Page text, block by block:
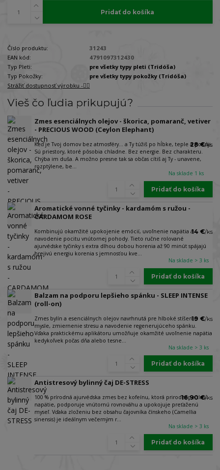
Pridať do košíka
Číslo produktu:
31243
EAN kód:
4791097312430
Typ Pleti:
pre všetky typy pleti (Tridóša)
Typ Pokožky:
pre všetky typy pokožky (Tridóša)
Strážiť dostupnosť výrobku -🐕‍🦺
Vieš čo ľudia prikupujú?
Zmes esenciálnych olejov - škorica, pomaranč, vetiver
- PRECIOUS WOOD (Ceylon Elephant)
Keď je Tvoj domov bez atmosféry… a Ty túžiš po hĺbke, teple a pokoji.
Sú priestory, ktoré pôsobia chladne. Bez energie. Bez charakteru.
Chýba im duša. A možno presne tak sa občas cítiš aj Ty - unavene,
rozptýlene, be...
28 €/ks
Na sklade 1 ks
Pridať do košíka
Aromatické vonné tyčinky - kardamóm s ružou -
CARDAMOM ROSE
Kombinujú okamžité upokojenie emócií, uvoľnenie napätia a
navodenie pocitu vnútornej pohody. Tieto ručne rolované
ajurvédske tyčinky s extra dlhou dobou horenia až 90 minút spájajú
hrejivú energiu korenia s jemnosťou kve...
14 €/ks
Na sklade > 3 ks
Pridať do košíka
Balzam na podporu lepšieho spánku - SLEEP INTENSE
(roll-on)
Zmes bylín a esenciálnych olejov navrhnutá pre hlboké stíšenie
mysle, zmiernenie stresu a navodenie regenerujúceho spánku.
Vďaka praktickému aplikátoru umožňuje okamžité uvoľnenie napätia
kedykoľvek počas dňa alebo tesne...
19 €/ks
Na sklade > 3 ks
Pridať do košíka
Antistresový bylinný čaj DE-STRESS
100 % prírodná ajurvédska zmes bez kofeínu, ktorá prirodzene tlmí
napätie, podporuje vnútornú rovnováhu a upokojuje preťaženú
myseľ. Vďaka zloženiu bez obsahu čajovníka čínskeho (Camellia
sinensis) je ideálnym večerným r...
16,90 €/ks
Na sklade > 3 ks
Pridať do košíka